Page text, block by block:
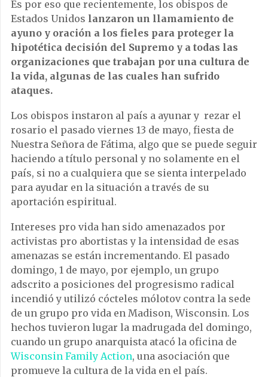
Es por eso que recientemente, los obispos de
Estados Unidos lanzaron un llamamiento de
ayuno y oración a los fieles para proteger la
hipotética decisión del Supremo y a todas las
organizaciones que trabajan por una cultura de
la vida, algunas de las cuales han sufrido
ataques.
Los obispos instaron al país a ayunar y rezar el
rosario el pasado viernes 13 de mayo, fiesta de
Nuestra Señora de Fátima, algo que se puede seguir
haciendo a título personal y no solamente en el
país, si no a cualquiera que se sienta interpelado
para ayudar en la situación a través de su
aportación espiritual.
Intereses pro vida han sido amenazados por
activistas pro abortistas y la intensidad de esas
amenazas se están incrementando. El pasado
domingo, 1 de mayo, por ejemplo, un grupo
adscrito a posiciones del progresismo radical
incendió y utilizó cócteles mólotov contra la sede
de un grupo pro vida en Madison, Wisconsin. Los
hechos tuvieron lugar la madrugada del domingo,
cuando un grupo anarquista atacó la oficina de
Wisconsin Family Action, una asociación que
promueve la cultura de la vida en el país.